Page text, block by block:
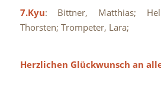
7.Kyu: Bittner, Matthias;
Thorsten; Trompeter, Lara;
Herzlichen Glückwunsch an